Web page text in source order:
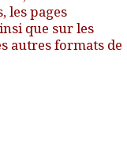
les pages
que sur les
autres formats de